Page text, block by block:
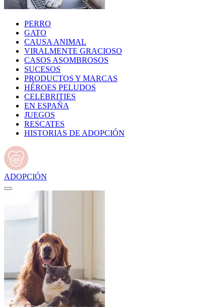
PERRO
GATO
CAUSA ANIMAL
VIRALMENTE GRACIOSO
CASOS ASOMBROSOS
SUCESOS
PRODUCTOS Y MARCAS
HÉROES PELUDOS
CELEBRITIES
EN ESPAÑA
JUEGOS
RESCATES
HISTORIAS DE ADOPCIÓN
ADOPCIÓN